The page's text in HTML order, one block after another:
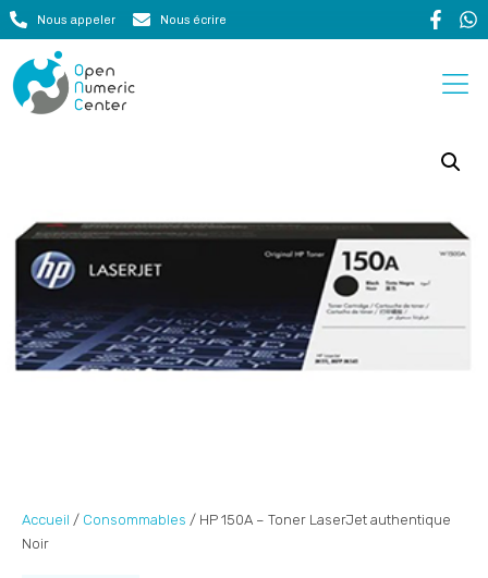
Nous appeler Nous écrire
Accueil / Consommables / HP 150A – Toner LaserJet authentique
Noir